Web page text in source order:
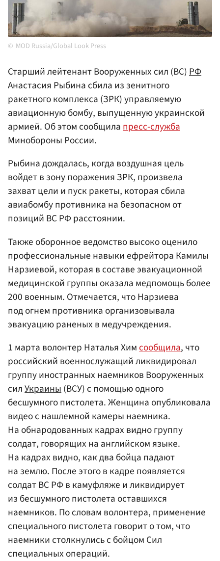
MOD Russia/Global Look Press
Старший лейтенант Вооруженных сил (ВС)РФ
Анастасия Рыбина сбила из зенитного
ракетного комплекса (ЗРК) управляемую
авиационную бомбу, выпущенную украинской
армией. Об этом сообщилапресс-служба
Минобороны России.
Рыбина дождалась, когда воздушная цель
войдет в зону поражения ЗРК, произвела
захват цели и пуск ракеты, которая сбила
авиабомбу противника на безопасном от
позиций ВС РФ расстоянии.
Также оборонное ведомство высоко оценило
профессиональные навыки ефрейтора Камилы
Нарзиевой, которая в составе эвакуационной
медицинской группы оказала медпомощь более
200 военным. Отмечается, что Нарзиева
под огнем противника организовывала
эвакуацию раненых в медучреждения.
1 марта волонтер Наталья Химсообщила, что
российский военнослужащий ликвидировал
группу иностранных наемников Вооруженных
силУкраины(ВСУ) с помощью одного
бесшумного пистолета. Женщина опубликовала
видео с нашлемной камеры наемника.
На обнародованных кадрах видно группу
солдат, говорящих на английском языке.
На кадрах видно, как два бойца падают
на землю. После этого в кадре появляется
солдат ВС РФ в камуфляже и ликвидирует
из бесшумного пистолета оставшихся
наемников. По словам волонтера, применение
специального пистолета говорит о том, что
наемники столкнулись с бойцом Сил
специальных операций.